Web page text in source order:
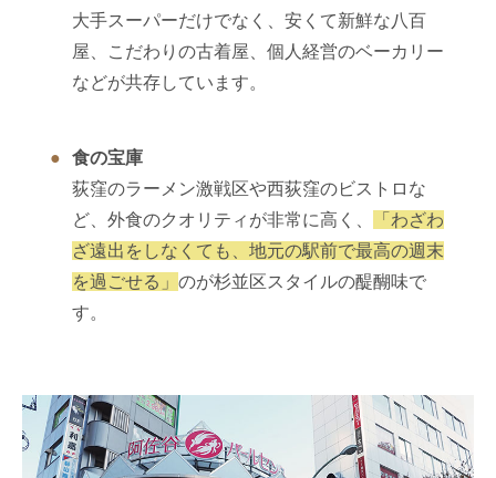
大手スーパーだけでなく、安くて新鮮な八百
屋、こだわりの古着屋、個人経営のベーカリー
などが共存しています。
食の宝庫
荻窪のラーメン激戦区や西荻窪のビストロな
ど、外食のクオリティが非常に高く、
「わざわ
ざ遠出をしなくても、地元の駅前で最高の週末
を過ごせる」 のが杉並区スタイルの醍醐味で
す。